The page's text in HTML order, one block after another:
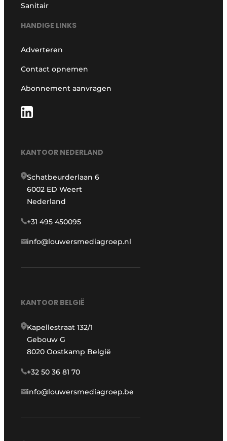
Sanitair
HANDIGE LINKS
Adverteren
Contact opnemen
Abonnement aanvragen
KANTOOR NEDERLAND
Schatbeurderlaan 6
6002 ED Weert
Nederland
+31 495 450095
info@louwersmediagroep.nl
KANTOOR BELGIË
Kapellestraat 132/1
Gebouw G
8020 Oostkamp België
+32 50 36 81 70
info@louwersmediagroep.be